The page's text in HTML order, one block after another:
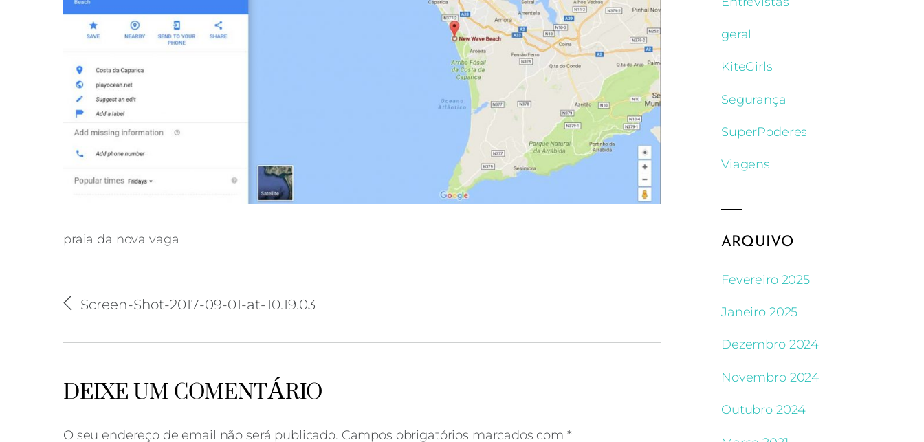
praia da nova vaga
Screen-Shot-2017-09-01-at-10.19.03
DEIXE UM COMENTÁRIO
O seu endereço de email não será publicado. Campos obrigatórios marcados com *
geral
KiteGirls
Segurança
SuperPoderes
Viagens
ARQUIVO
Fevereiro 2025
Janeiro 2025
Dezembro 2024
Novembro 2024
Outubro 2024